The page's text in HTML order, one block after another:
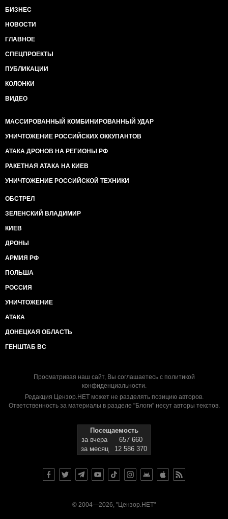
БИЗНЕС
НОВОСТИ
ГЛАВНОЕ
СПЕЦПРОЕКТЫ
ПУБЛИКАЦИИ
КОЛОНКИ
ВИДЕО
МАССИРОВАННЫЙ КОМБИНИРОВАННЫЙ УДАР
УНИЧТОЖЕНИЕ РОССИЙСКИХ ОККУПАНТОВ
АТАКА ДРОНОВ НА РЕГИОНЫ РФ
РАКЕТНАЯ АТАКА НА КИЕВ
УНИЧТОЖЕНИЕ РОССИЙСКОЙ ТЕХНИКИ
ОБСТРЕЛ
ЗЕЛЕНСКИЙ ВЛАДИМИР
КИЕВ
ДРОНЫ
АРМИЯ РФ
ПОЛЬША
РОССИЯ
УНИЧТОЖЕНИЕ
АТАКА
ДОНЕЦКАЯ ОБЛАСТЬ
ГЕНШТАБ ВС
Просматривая наш сайт, Вы соглашаетесь с политикой
конфиденциальности.
Редакция Цензор.НЕТ может не разделять позицию авторов.
Ответственность за материалы в разделе "Блоги" несут авторы текстов.
Посещаемость
за вчера
657 660
за месяц
12 586 370
© 2004—2026, "Цензор.НЕТ"